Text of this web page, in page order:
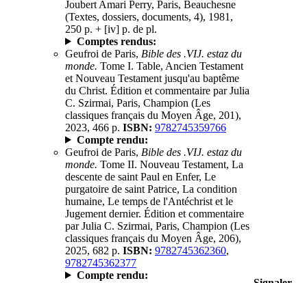
Joubert Amari Perry, Paris, Beauchesne
(Textes, dossiers, documents, 4), 1981,
250 p. + [iv] p. de pl.
Comptes rendus:
Geufroi de Paris, Bible des .VIJ. estaz du
monde. Tome I. Table, Ancien Testament
et Nouveau Testament jusqu'au baptême
du Christ. Édition et commentaire par Julia
C. Szirmai, Paris, Champion (Les
classiques français du Moyen Âge, 201),
2023, 466 p. ISBN: 9782745359766
Compte rendu:
Geufroi de Paris, Bible des .VIJ. estaz du
monde. Tome II. Nouveau Testament, La
descente de saint Paul en Enfer, Le
purgatoire de saint Patrice, La condition
humaine, Le temps de l'Antéchrist et le
Jugement dernier. Édition et commentaire
par Julia C. Szirmai, Paris, Champion (Les
classiques français du Moyen Âge, 206),
2025, 682 p. ISBN: 9782745362360,
9782745362377
Compte rendu: